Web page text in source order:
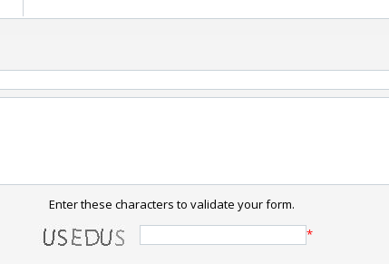
Enter these characters to validate your form.
*